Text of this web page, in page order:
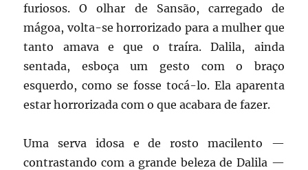
furiosos. O olhar de Sansão, carregado de
mágoa, volta-se horrorizado para a mulher que
tanto amava e que o traíra. Dalila, ainda
sentada, esboça um gesto com o braço
esquerdo, como se fosse tocá-lo. Ela aparenta
estar horrorizada com o que acabara de fazer.
Uma serva idosa e de rosto macilento —
contrastando com a grande beleza de Dalila —